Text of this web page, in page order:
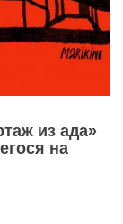
из ада»
на